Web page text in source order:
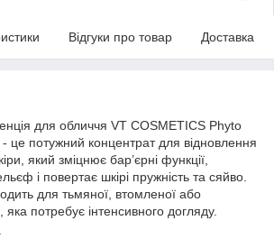
Відгуки про товар Доставка
для обличчя VT COSMETICS Phyto
це потужний концентрат для відновлення
який зміцнює бар’єрні функції,
і повертає шкірі пружність та сяйво.
для тьмяної, втомленої або
потребує інтенсивного догляду.